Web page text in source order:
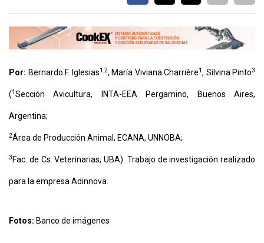
ARGENTINA
MERCADO
SERVICIOS
AYUDA
POLÍTICAS
Por: Bernardo F. Iglesias1,2, María Viviana Charrière1, Silvina Pinto3
(1Sección Avicultura, INTA-EEA Pergamino, Buenos Aires,
Argentina;
2Área de Producción Animal, ECANA, UNNOBA;
3 Fac. de Cs. Veterinarias, UBA). Trabajo de investigación realizado
para la empresa Adinnova.
Fotos: Banco de imágenes